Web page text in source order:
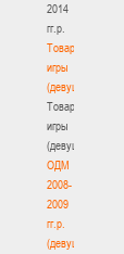
2014
гг.р.
Товарищеские
игры
(девушки)
Товарищеские
игры
(девушки)
ОДМ
2008-
2009
гг.р.
(девушки)